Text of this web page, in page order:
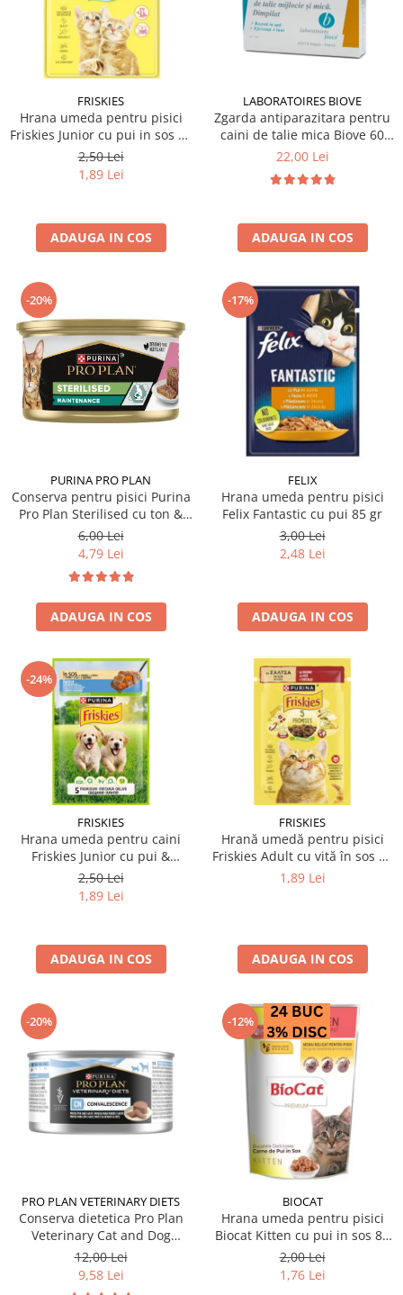
FRISKIES
Hrana umeda pentru pisici
Friskies Junior cu pui in sos 85
gr
2,50 Lei
1,89 Lei
ADAUGA IN COS
LABORATOIRES BIOVE
Zgarda antiparazitara pentru
caini de talie mica Biove 60
cm
22,00 Lei
ADAUGA IN COS
-20%
PURINA PRO PLAN
Conserva pentru pisici Purina
Pro Plan Sterilised cu ton &
somon 85 gr
6,00 Lei
4,79 Lei
ADAUGA IN COS
-17%
FELIX
Hrana umeda pentru pisici
Felix Fantastic cu pui 85 gr
3,00 Lei
2,48 Lei
ADAUGA IN COS
-24%
FRISKIES
Hrana umeda pentru caini
Friskies Junior cu pui &
mazare 85 gr
2,50 Lei
1,89 Lei
ADAUGA IN COS
FRISKIES
Hrană umedă pentru pisici
Friskies Adult cu vită în sos 85
gr
1,89 Lei
ADAUGA IN COS
-20%
PRO PLAN VETERINARY DIETS
Conserva dietetica Pro Plan
Veterinary Cat and Dog
Convalescence 195 gr
12,00 Lei
9,58 Lei
-12%
BIOCAT
Hrana umeda pentru pisici
Biocat Kitten cu pui in sos 85
gr
2,00 Lei
1,76 Lei